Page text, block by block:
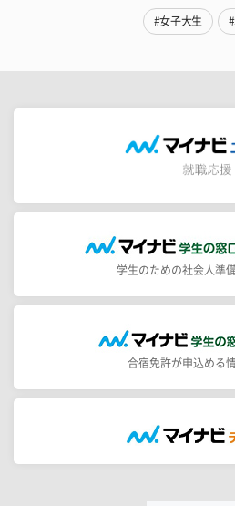
#女子大生
学生のための社会人準
合宿免許が申込める